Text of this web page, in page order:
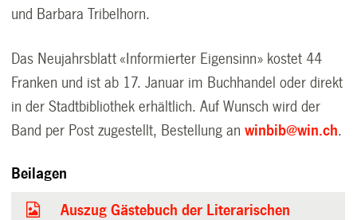
und Barbara Tribelhorn.
Das Neujahrsblatt «Informierter Eigensinn» kostet 44
Franken und ist ab 17. Januar im Buchhandel oder direkt
in der Stadtbibliothek erhältlich. Auf Wunsch wird der
Band per Post zugestellt, Bestellung anwinbib@win.ch.
Beilagen
Auszug Gästebuch der Literarischen